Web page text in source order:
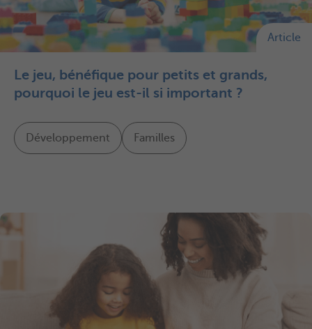
Article
Le jeu, bénéfique pour petits et grands,
pourquoi le jeu est-il si important ?
Développement Familles